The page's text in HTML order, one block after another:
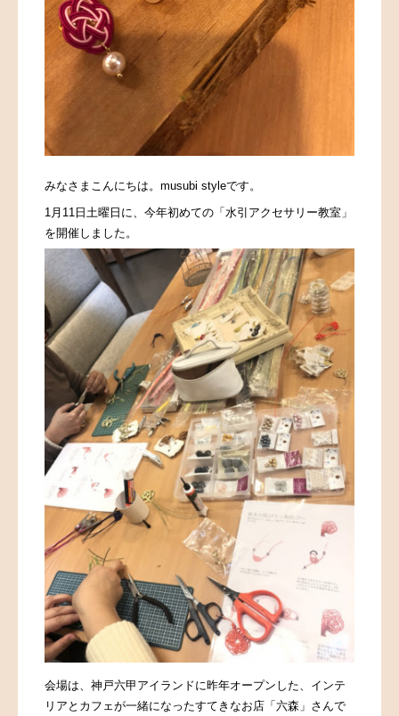
みなさまこんにちは。musubi styleです。
1月11日土曜日に、今年初めての「水引アクセサリー教室」
を開催しました。
会場は、神戸六甲アイランドに昨年オープンした、インテ
リアとカフェが一緒になったすてきなお店「六森」さんで